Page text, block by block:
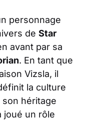
personnage
de Star
avant par sa
. En tant que
Vizsla, il
la culture
son héritage
joué un rôle